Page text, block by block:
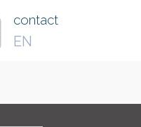
contact
EN